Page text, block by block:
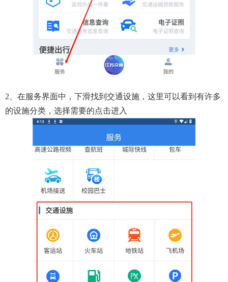
2、在服务界面中，下滑找到交通设施，这里可以看到有许多
的设施分类，选择需要的点击进入